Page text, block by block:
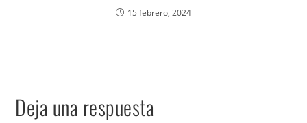
15 febrero, 2024
Deja una respuesta